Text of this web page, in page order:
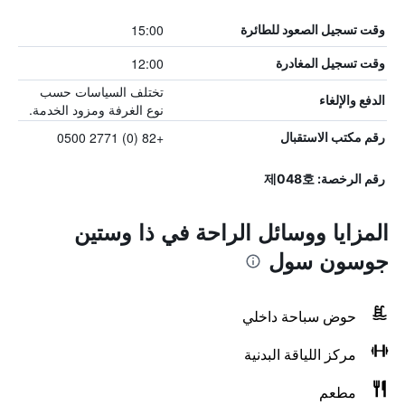
وقت تسجيل الصعود للطائرة 15:00
وقت تسجيل المغادرة 12:00
الدفع والإلغاء
تختلف السياسات حسب
نوع الغرفة ومزود الخدمة.
رقم مكتب الاستقبال +82 (0) 2771 0500
رقم الرخصة: 제048호
المزايا ووسائل الراحة في ذا وستين
جوسون سول
حوض سباحة داخلي
مركز اللياقة البدنية
مطعم